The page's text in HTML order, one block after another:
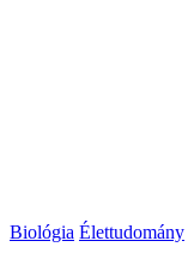
Biológia Élettudomány